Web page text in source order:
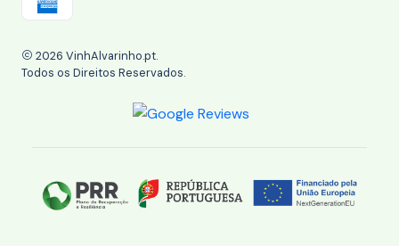
2026 VinhAlvarinho.pt.
Todos os Direitos Reservados.